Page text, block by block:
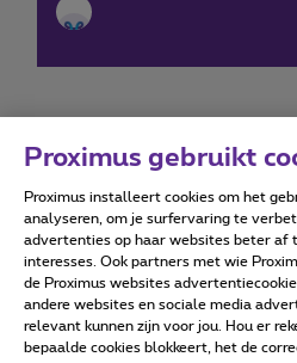
Forumvoorwaarden
Alle rechten voorbehouden. ©
Proximus gebruikt
Proximus installeert cookies om het
analyseren, om je surfervaring te
advertenties op haar websites beter af
interesses. Ook partners met wie
de Proximus websites
andere websites en sociale media
relevant kunnen zijn voor jou. Hou er
bepaalde cookies blokkeert, het de